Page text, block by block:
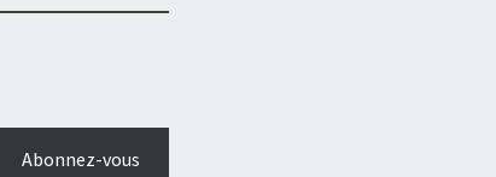
Abonnez-vous